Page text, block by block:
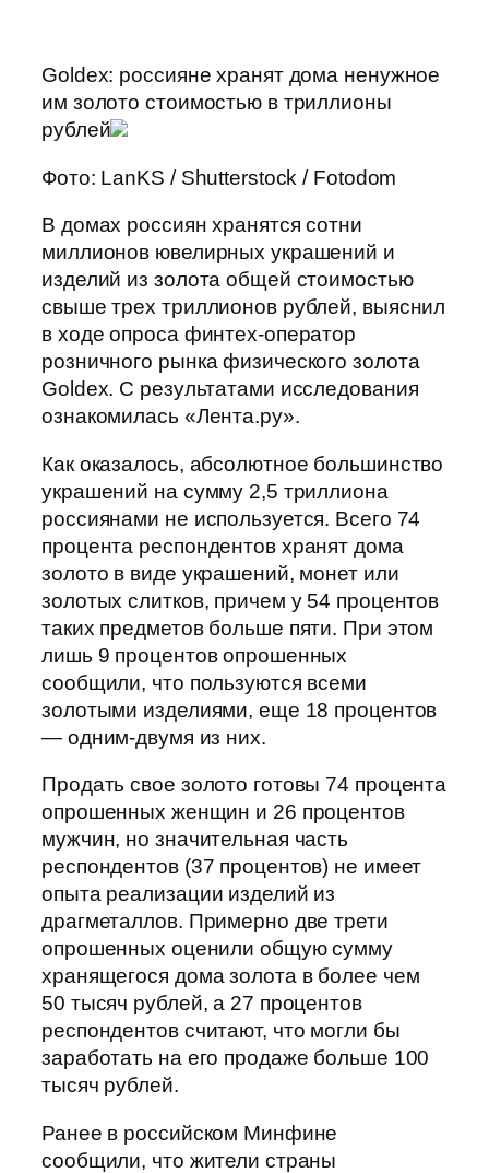
Goldex: россияне хранят дома ненужное
им золото стоимостью в триллионы
рублей
Фото: LanKS / Shutterstock / Fotodom
В домах россиян хранятся сотни
миллионов ювелирных украшений и
изделий из золота общей стоимостью
свыше трех триллионов рублей, выяснил
в ходе опроса финтех-оператор
розничного рынка физического золота
Goldex. С результатами исследования
ознакомилась «Лента.ру».
Как оказалось, абсолютное большинство
украшений на сумму 2,5 триллиона
россиянами не используется. Всего 74
процента респондентов хранят дома
золото в виде украшений, монет или
золотых слитков, причем у 54 процентов
таких предметов больше пяти. При этом
лишь 9 процентов опрошенных
сообщили, что пользуются всеми
золотыми изделиями, еще 18 процентов
— одним-двумя из них.
Продать свое золото готовы 74 процента
опрошенных женщин и 26 процентов
мужчин, но значительная часть
респондентов (37 процентов) не имеет
опыта реализации изделий из
драгметаллов. Примерно две трети
опрошенных оценили общую сумму
хранящегося дома золота в более чем
50 тысяч рублей, а 27 процентов
респондентов считают, что могли бы
заработать на его продаже больше 100
тысяч рублей.
Ранее в российском Минфине
сообщили, что жители страны